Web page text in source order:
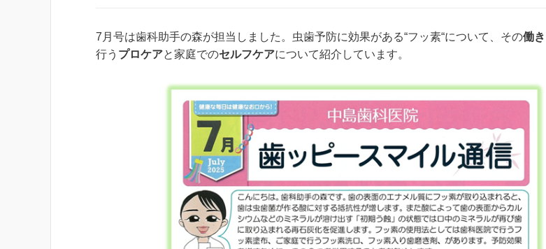
7月号は歯科助手の森が担当しました。虫歯予防に効果がある“フッ素“について、その働き
行う プロケアと家庭でのセルフケアについて紹介しています。